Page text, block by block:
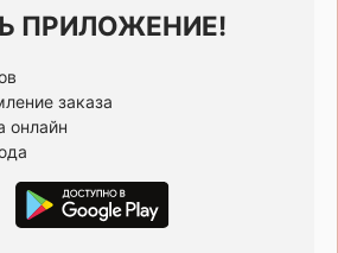
ПРИЛОЖЕНИЕ!
заказа
онлайн